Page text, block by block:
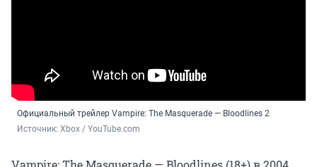
Официальный трейлер Vampire: The Masquerade — Bloodlines 2
Источник: Xbox / YouTube.com